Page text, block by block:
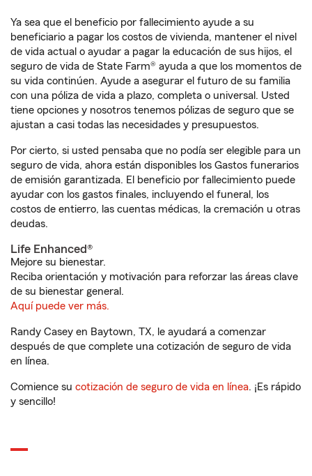
Ya sea que el beneficio por fallecimiento ayude a su
beneficiario a pagar los costos de vivienda, mantener el nivel
de vida actual o ayudar a pagar la educación de sus hijos, el
seguro de vida de State Farm® ayuda a que los momentos de
su vida continúen. Ayude a asegurar el futuro de su familia
con una póliza de vida a plazo, completa o universal. Usted
tiene opciones y nosotros tenemos pólizas de seguro que se
ajustan a casi todas las necesidades y presupuestos.
Por cierto, si usted pensaba que no podía ser elegible para un
seguro de vida, ahora están disponibles los Gastos funerarios
de emisión garantizada. El beneficio por fallecimiento puede
ayudar con los gastos finales, incluyendo el funeral, los
costos de entierro, las cuentas médicas, la cremación u otras
deudas.
Life Enhanced®
Mejore su bienestar.
Reciba orientación y motivación para reforzar las áreas clave
de su bienestar general.
Aquí puede ver más.
Randy Casey en Baytown, TX, le ayudará a comenzar
después de que complete una cotización de seguro de vida
en línea.
Comience su cotización de seguro de vida en línea. ¡Es rápido
y sencillo!